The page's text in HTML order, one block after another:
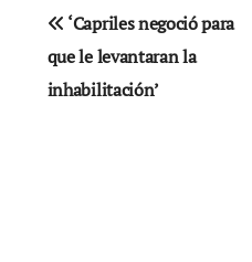
Navegación
de
entradas
‘Capriles negoció para
que le levantaran la
inhabilitación’